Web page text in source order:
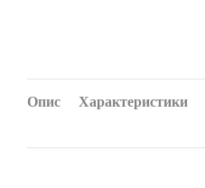
Опис Характеристики